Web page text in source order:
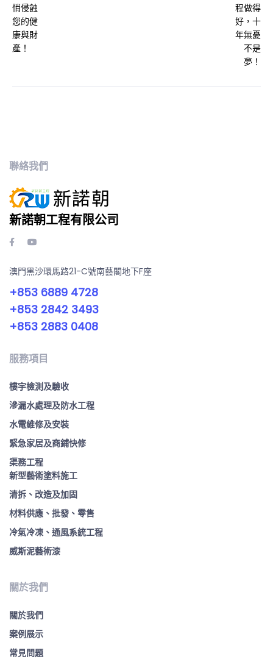
聯絡我們
新諾朝工程有限公司
澳門黑沙環馬路21-C號南藝閣地下F座
+853 6889 4728
+853 2842 3493
+853 2883 0408
服務項目
樓宇檢測及驗收
滲漏水處理及防水工程
水電維修及安裝
緊急家居及商鋪快修
渠務工程
新型藝術塗料施工
清拆、改造及加固
材料供應、批發、零售
冷氣冷凍、通風系統工程
威斯泥藝術漆
關於我們
關於我們
案例展示
常見問題